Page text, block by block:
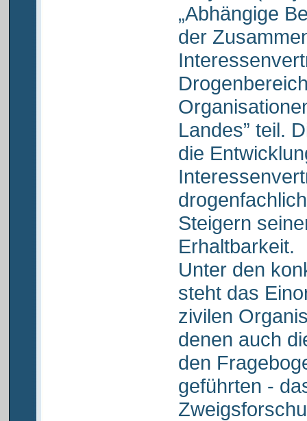
„Abhängige
der
Landes” teil.
die
Steigern
Erhaltbarkeit.
Unter den
steht das
zivilen
denen auch
den
geführten -